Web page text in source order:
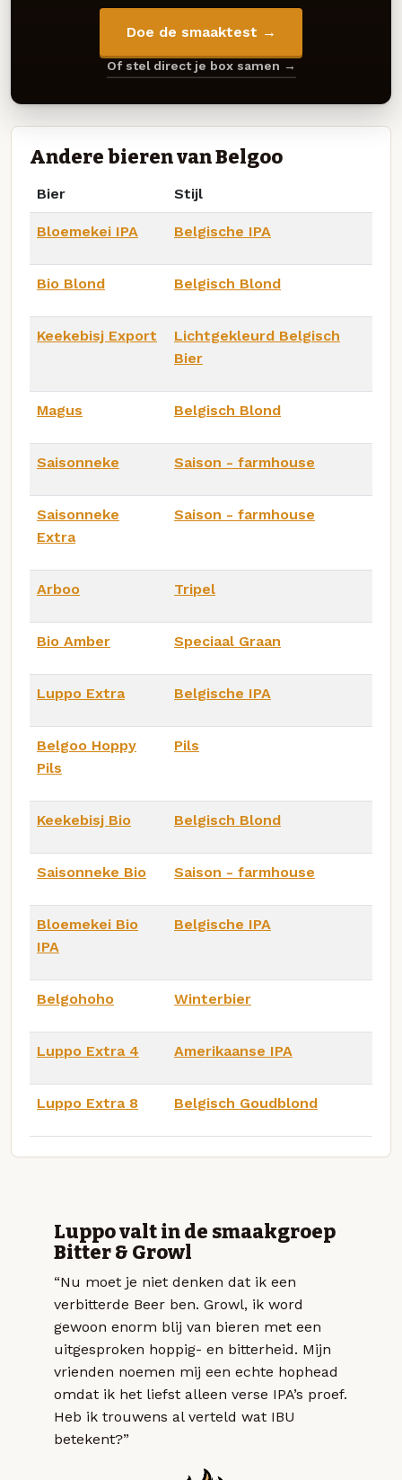
Doe de smaaktest →
Of stel direct je box samen →
Andere bieren van Belgoo
Bier Stijl
Bloemekei IPA Belgische IPA
Bio Blond Belgisch Blond
Keekebisj Export
Lichtgekleurd Belgisch
Bier
Magus Belgisch Blond
Saisonneke Saison - farmhouse
Saisonneke
Extra
Saison - farmhouse
Arboo Tripel
Bio Amber Speciaal Graan
Luppo Extra Belgische IPA
Belgoo Hoppy
Pils
Pils
Keekebisj Bio Belgisch Blond
Saisonneke Bio Saison - farmhouse
Bloemekei Bio
IPA
Belgische IPA
Belgohoho Winterbier
Luppo Extra 4 Amerikaanse IPA
Luppo Extra 8 Belgisch Goudblond
Luppo valt in de smaakgroep
Bitter & Growl
“Nu moet je niet denken dat ik een
verbitterde Beer ben. Growl, ik word
gewoon enorm blij van bieren met een
uitgesproken hoppig- en bitterheid. Mijn
vrienden noemen mij een echte hophead
omdat ik het liefst alleen verse IPA’s proef.
Heb ik trouwens al verteld wat IBU
betekent?”